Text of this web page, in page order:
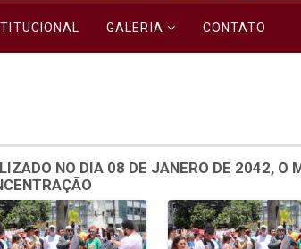
GALERIA CONTATO
NO DIA 08 DE JANERO DE 2042, O